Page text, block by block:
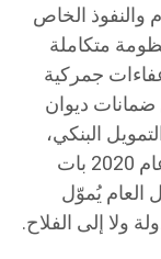
والنفوذ الخاص
متكاملة
جمركية
ضمانات ديوان
البنكي،
فضلًا عن دعم عمومي مُمتدّ منذ عام 2020 بات
العام يُموّل
ولا إلى الفلاح.